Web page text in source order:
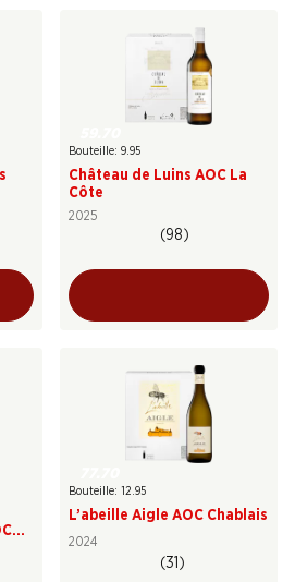
Bouteille: 9.95
Château de Luins AOC La
Côte
2025
(98)
Bouteille: 12.95
L’abeille Aigle AOC Chablais
2024
(31)